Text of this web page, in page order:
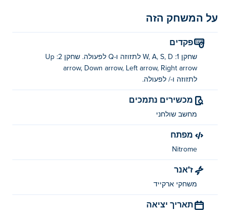
על המשחק הזה
פקדים
שחקן 1: W, A, S, D לתזוזה ו-Q לפעולה. שחקן 2: Up
arrow, Down arrow, Left arrow, Right arrow
לתזוזה ו-/ לפעולה.
מכשירים נתמכים
מחשב שולחני
מפתח
Nitrome
ז'אנר
משחקי ארקייד
תאריך יציאה